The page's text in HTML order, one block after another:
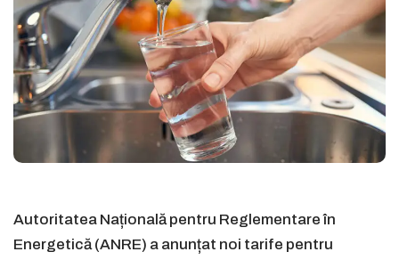
Autoritatea Națională pentru Reglementare în
Energetică (ANRE) a anunțat noi tarife pentru